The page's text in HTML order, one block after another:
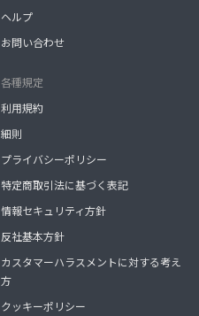
ヘルプ
お問い合わせ
各種規定
利用規約
細則
プライバシーポリシー
特定商取引法に基づく表記
情報セキュリティ方針
反社基本方針
カスタマーハラスメントに対する考え
方
クッキーポリシー